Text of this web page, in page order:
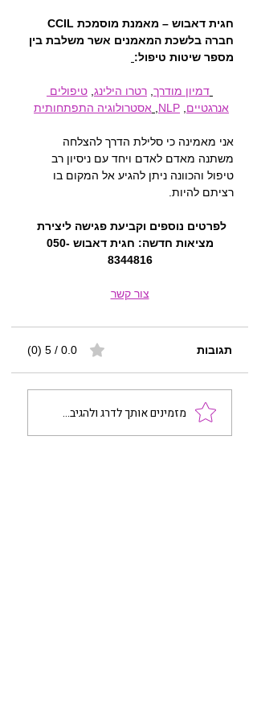
חברה בלשכת המאמנים אשר משלבת בין
מספר שיטות טיפול:
דמיון מודרך רטרו הילינג טיפולים
אנרגטיים NLP אסטרולוגיה התפתחותית
אני מאמינה כי סלילת הדרך להצלחה
משתנה מאדם לאדם ויחד עם ניסיון רב
טיפול והכוונה ניתן להגיע אל המקום בו
רציתם להיות.
לפרטים נוספים וקביעת פגישה ליצירת
מציאות חדשה: חגית דאבוש 050-
8344816
צור קשר​
תגובות 0.0 / 5 ‏(0)
מזמינים אותך לדרג ולהגיב...